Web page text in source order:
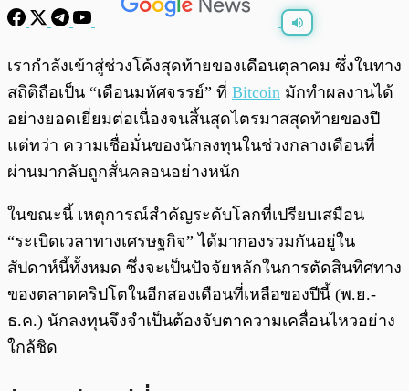
พร้อมเล่น / 0:00
เรากำลังเข้าสู่ช่วงโค้งสุดท้ายของเดือนตุลาคม ซึ่งในทาง
สถิติถือเป็น “เดือนมหัศจรรย์” ที่ Bitcoin มักทำผลงานได้
อย่างยอดเยี่ยมต่อเนื่องจนสิ้นสุดไตรมาสสุดท้ายของปี
แต่ทว่า ความเชื่อมั่นของนักลงทุนในช่วงกลางเดือนที่
ผ่านมากลับถูกสั่นคลอนอย่างหนัก
ในขณะนี้ เหตุการณ์สำคัญระดับโลกที่เปรียบเสมือน
“ระเบิดเวลาทางเศรษฐกิจ” ได้มากองรวมกันอยู่ใน
สัปดาห์นี้ทั้งหมด ซึ่งจะเป็นปัจจัยหลักในการตัดสินทิศทาง
ของตลาดคริปโตในอีกสองเดือนที่เหลือของปีนี้ (พ.ย.-
ธ.ค.) นักลงทุนจึงจำเป็นต้องจับตาความเคลื่อนไหวอย่าง
ใกล้ชิด